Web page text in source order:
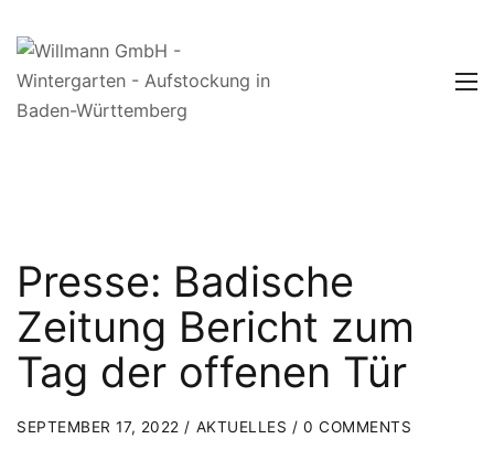
Presse: Badische
Zeitung Bericht zum
Tag der offenen Tür
SEPTEMBER 17, 2022 / AKTUELLES / 0 COMMENTS